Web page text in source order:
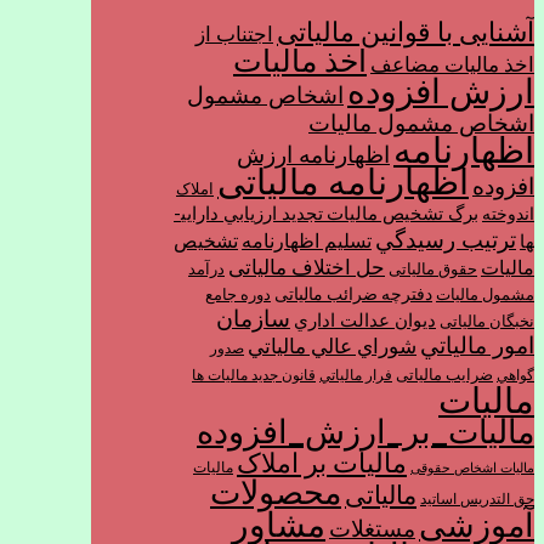
آشنایی با قوانین مالیاتی اجتناب از
اخذ ماليات مضاعف
اخذ مالیات
ارزش افزوده اشخاص مشمول
اشخاص مشمول ماليات
اظهارنامه اظهارنامه ارزش
افزوده اظهارنامه مالیاتی املاک
اندوخته برگ تشخیص مالیاتتجديد ارزيابي دارايي­
ها ترتیب رسيدگي تسليم اظهارنامه تشخیص
مالیات حقوق مالیاتی حل اختلاف مالیاتی درآمد
مشمول ماليات دفترچه ضرائب مالیاتی دوره جامع
نخبگان مالیاتی ديوان عدالت اداري سازمان
امور مالياتي شوراي عالي مالياتي صدور
گواهي ضرایب مالیاتی فرار مالياتي قانون جدید مالیات ها
مالیات
مالیات_بر_ارزش_افزوده
مالیات اشخاص حقوقی مالیات بر املاک مالیات
حق التدریس اساتید مالیاتی محصولات
آموزشی مستغلات مشاور